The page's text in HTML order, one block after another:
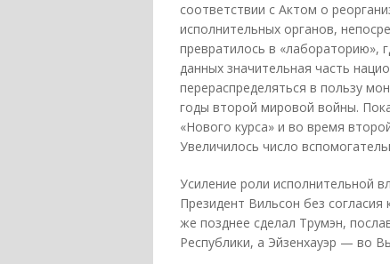
соответствии с Актом о
исполнительных органов,
превратилось в «лабораторию»,
данных значительная часть
перераспределяться в пользу
годы второй мировой войны.
«Нового курса» и во время
Увеличилось число
Усиление роли исполнительной
Президент Вильсон без
же позднее сделал Трумэн,
Республики, а Эйзенхауэр — во